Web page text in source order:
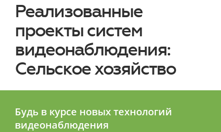
Реализованные
проекты систем
видеонаблюдения:
Сельское хозяйство
Будь в курсе новых технологий
видеонаблюдения